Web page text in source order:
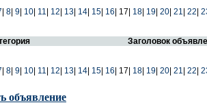
8 9 10 11 12 13 14 15 16 17| 18 19 20 21 22
Заголовок
8 9 10 11 12 13 14 15 16 17| 18 19 20 21 22
объявление